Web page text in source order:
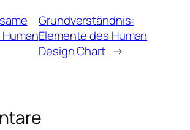
Grundverständnis:
Elemente des Human
Design Chart →